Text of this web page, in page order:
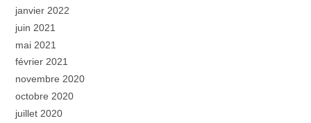
janvier 2022
juin 2021
mai 2021
février 2021
novembre 2020
octobre 2020
juillet 2020